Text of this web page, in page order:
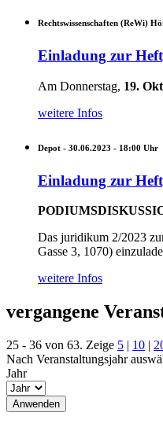
Rechtswissenschaften (ReWi)
Einladung zur
Am Donnerstag, 19.
weitere Infos
Depot - 30.06.2023 - 18:00 Uhr
Einladung zur
Das juridikum 2/2023
Gasse 3, 1070)
weitere Infos
vergangene
25 - 36 von 63. Zeige 5 | 10 |
Nach Veranstaltungsjahr
Jahr